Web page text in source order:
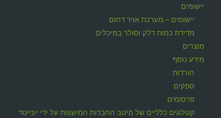
יישומים
יישומים – מערכת אויר דחוס
מדידת כמות דלק וסולר במיכלים
מוצרים
מידע נוסף
הורדות
ספקים
פרסומים
קטלוגים כלליים של מיטב החברות המיוצגות על ידי יונייטד